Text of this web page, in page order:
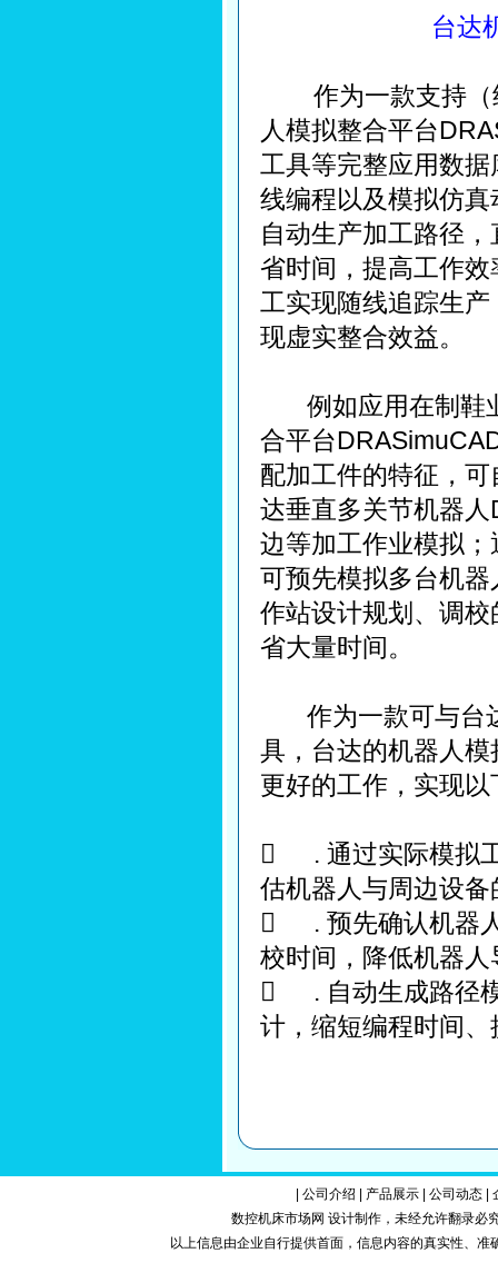
台达
作为一款支持（
人模拟整合平台
工具等完整应用数
线编程以及模拟仿
自动生产加工路径
省时间，提高工作
工实现随线追踪生
现虚实整合效益。
例如应用在制鞋业
合平台
配加工件的特征，
达垂直多关节机器
边等加工作业模拟
可预先模拟多台机
作站设计规划、调
省大量时间。
作为一款可与台达
具，台达的机器人
更好的工作，实现以

. 通过实际模拟
估机器人与周边设

. 预先确认机器
校时间，降低机器

. 自动生成路径
计，缩短编程时间
公司介绍 产品展示| 公司动态|
数控机床市场网 设计制作，未经允许翻录必
以上信息由企业自行提供首面，信息内容的真实性、